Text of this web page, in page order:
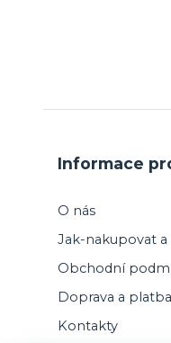
Informace
O nás
Jak-nakupovat a
Obchodní
Doprava a platba
Kontakty